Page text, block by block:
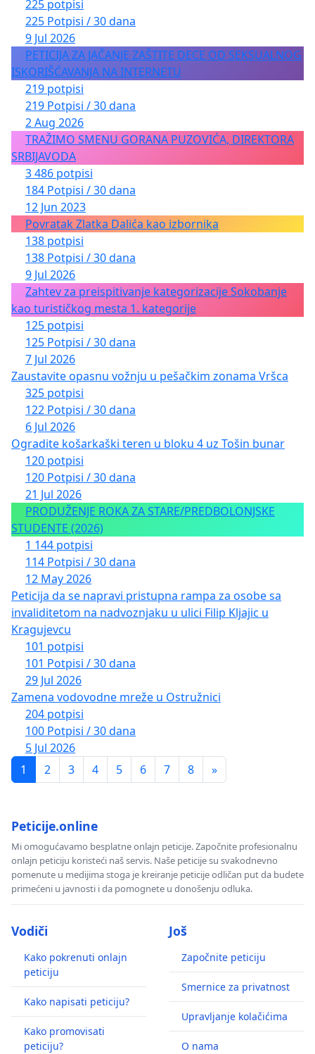
225 potpisi
225 Potpisi / 30 dana
9 Jul 2026
PETICIJA ZA JAČANJE ZAŠTITE DECE OD SEKSUALNOG
ISKORIŠĆAVANJA NA INTERNETU
219 potpisi
219 Potpisi / 30 dana
2 Aug 2026
TRAŽIMO SMENU GORANA PUZOVIĆA, DIREKTORA
SRBIJAVODA
3 486 potpisi
184 Potpisi / 30 dana
12 Jun 2023
Povratak Zlatka Dalića kao izbornika
138 potpisi
138 Potpisi / 30 dana
9 Jul 2026
Zahtev za preispitivanje kategorizacije Sokobanje
kao turističkog mesta 1. kategorije
125 potpisi
125 Potpisi / 30 dana
7 Jul 2026
Zaustavite opasnu vožnju u pešačkim zonama Vršca
325 potpisi
122 Potpisi / 30 dana
6 Jul 2026
Ogradite košarkaški teren u bloku 4 uz Tošin bunar
120 potpisi
120 Potpisi / 30 dana
21 Jul 2026
PRODUŽENJE ROKA ZA STARE/PREDBOLONJSKE
STUDENTE (2026)
1 144 potpisi
114 Potpisi / 30 dana
12 May 2026
Peticija da se napravi pristupna rampa za osobe sa
invaliditetom na nadvoznjaku u ulici Filip Kljajic u
Kragujevcu
101 potpisi
101 Potpisi / 30 dana
29 Jul 2026
Zamena vodovodne mreže u Ostružnici
204 potpisi
100 Potpisi / 30 dana
5 Jul 2026
1
2 3 4 5 6 7 8 »
Peticije.online
Mi omogućavamo besplatne onlajn peticije. Započnite profesionalnu
onlajn peticiju koristeći naš servis. Naše peticije su svakodnevno
pomenute u medijima stoga je kreiranje peticije odličan put da budete
primećeni u javnosti i da pomognete u donošenju odluka.
Vodiči
Kako pokrenuti onlajn
peticiju
Kako napisati peticiju?
Kako promovisati
peticiju?
Još
Započnite peticiju
Smernice za privatnost
Upravljanje kolačićima
O nama